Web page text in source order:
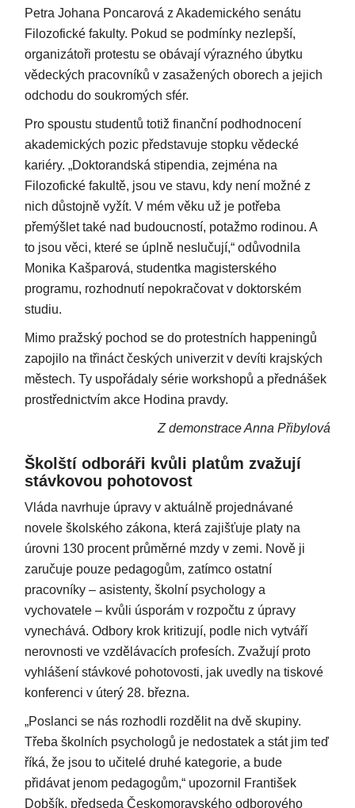
Petra Johana Poncarová z Akademického senátu
Filozofické fakulty. Pokud se podmínky nezlepší,
organizátoři protestu se obávají výrazného úbytku
vědeckých pracovníků v zasažených oborech a jejich
odchodu do soukromých sfér.
Pro spoustu studentů totiž finanční podhodnocení
akademických pozic představuje stopku vědecké
kariéry. „Doktorandská stipendia, zejména na
Filozofické fakultě, jsou ve stavu, kdy není možné z
nich důstojně vyžít. V mém věku už je potřeba
přemýšlet také nad budoucností, potažmo rodinou. A
to jsou věci, které se úplně neslučují,“ odůvodnila
Monika Kašparová, studentka magisterského
programu, rozhodnutí nepokračovat v doktorském
studiu.
Mimo pražský pochod se do protestních happeningů
zapojilo na třináct českých univerzit v devíti krajských
městech. Ty uspořádaly série workshopů a přednášek
prostřednictvím akce Hodina pravdy.
Z demonstrace Anna Přibylová
Školští odboráři kvůli platům zvažují
stávkovou pohotovost
Vláda navrhuje úpravy v aktuálně projednávané
novele školského zákona, která zajišťuje platy na
úrovni 130 procent průměrné mzdy v zemi. Nově ji
zaručuje pouze pedagogům, zatímco ostatní
pracovníky – asistenty, školní psychology a
vychovatele – kvůli úsporám v rozpočtu z úpravy
vynechává. Odbory krok kritizují, podle nich vytváří
nerovnosti ve vzdělávacích profesích. Zvažují proto
vyhlášení stávkové pohotovosti, jak uvedly na tiskové
konferenci v úterý 28. března.
„Poslanci se nás rozhodli rozdělit na dvě skupiny.
Třeba školních psychologů je nedostatek a stát jim teď
říká, že jsou to učitelé druhé kategorie, a bude
přidávat jenom pedagogům,“ upozornil František
Dobšík, předseda Českomoravského odborového